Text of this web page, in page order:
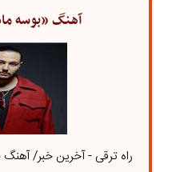
آهنگ «بوسه
راه ترقی - آخرین خبر/